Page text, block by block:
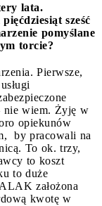
lata.
sześć
pomyślane
torcie?
Pierwsze,
nie wiem. Żyję w
opiekunów
by pracowali na
To ok. trzy,
to koszt
to duże
założona
kwotę w